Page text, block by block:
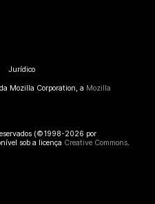
Jurídico
Mozilla Corporation, a Mozilla
(©1998-2026 por
sob a licença Creative Commons.